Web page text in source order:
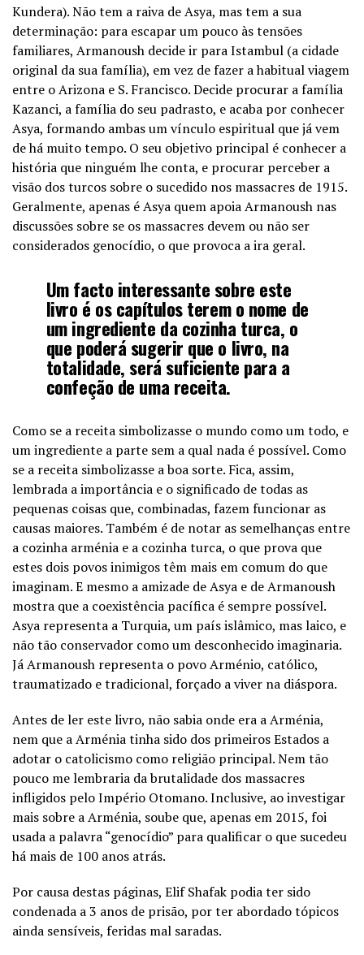
Kundera). Não tem a raiva de Asya, mas tem a sua
determinação: para escapar um pouco às tensões
familiares, Armanoush decide ir para Istambul (a cidade
original da sua família), em vez de fazer a habitual viagem
entre o Arizona e S. Francisco. Decide procurar a família
Kazanci, a família do seu padrasto, e acaba por conhecer
Asya, formando ambas um vínculo espiritual que já vem
de há muito tempo. O seu objetivo principal é conhecer a
história que ninguém lhe conta, e procurar perceber a
visão dos turcos sobre o sucedido nos massacres de 1915.
Geralmente, apenas é Asya quem apoia Armanoush nas
discussões sobre se os massacres devem ou não ser
considerados genocídio, o que provoca a ira geral.
Um facto interessante sobre este
livro é os capítulos terem o nome de
um ingrediente da cozinha turca, o
que poderá sugerir que o livro, na
totalidade, será suficiente para a
confeção de uma receita.
Como se a receita simbolizasse o mundo como um todo, e
um ingrediente a parte sem a qual nada é possível. Como
se a receita simbolizasse a boa sorte. Fica, assim,
lembrada a importância e o significado de todas as
pequenas coisas que, combinadas, fazem funcionar as
causas maiores. Também é de notar as semelhanças entre
a cozinha arménia e a cozinha turca, o que prova que
estes dois povos inimigos têm mais em comum do que
imaginam. E mesmo a amizade de Asya e de Armanoush
mostra que a coexistência pacífica é sempre possível.
Asya representa a Turquia, um país islâmico, mas laico, e
não tão conservador como um desconhecido imaginaria.
Já Armanoush representa o povo Arménio, católico,
traumatizado e tradicional, forçado a viver na diáspora.
Antes de ler este livro, não sabia onde era a Arménia,
nem que a Arménia tinha sido dos primeiros Estados a
adotar o catolicismo como religião principal. Nem tão
pouco me lembraria da brutalidade dos massacres
infligidos pelo Império Otomano. Inclusive, ao investigar
mais sobre a Arménia, soube que, apenas em 2015, foi
usada a palavra “genocídio” para qualificar o que sucedeu
há mais de 100 anos atrás.
Por causa destas páginas, Elif Shafak podia ter sido
condenada a 3 anos de prisão, por ter abordado tópicos
ainda sensíveis, feridas mal saradas.